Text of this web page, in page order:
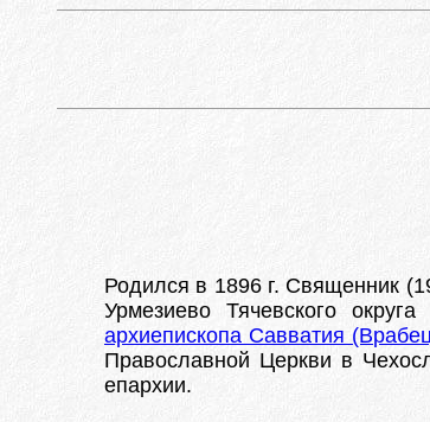
Родился в 1896 г. Священник
Урмезиево Тячевского
архиепископа Савватия
Православной Церкви в
епархии.